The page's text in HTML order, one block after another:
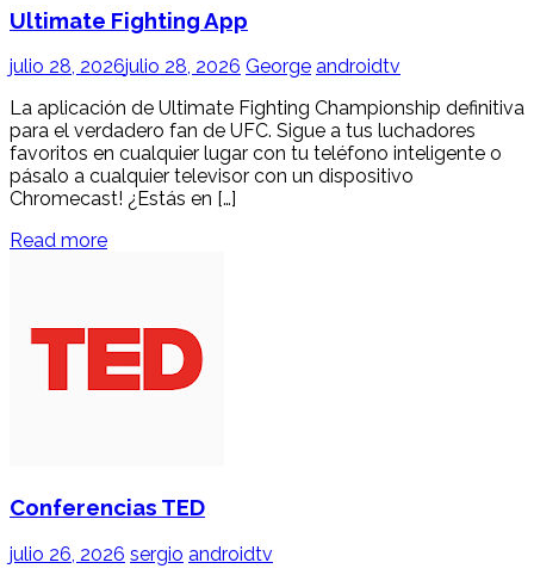
Ultimate Fighting App
julio 28, 2026julio 28, 2026 George androidtv
La aplicación de Ultimate Fighting Championship definitiva
para el verdadero fan de UFC. Sigue a tus luchadores
favoritos en cualquier lugar con tu teléfono inteligente o
pásalo a cualquier televisor con un dispositivo
Chromecast! ¿Estás en […]
Read more
Conferencias TED
julio 26, 2026 sergio androidtv